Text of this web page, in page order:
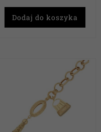
Dodaj do koszyka